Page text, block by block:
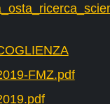
FMZ.pdf